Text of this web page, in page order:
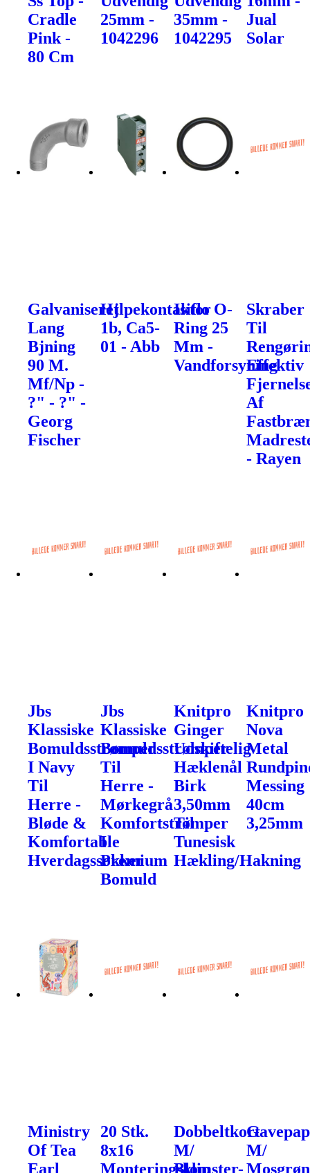
Cradle
Pink -
80 Cm
25mm -
1042296
35mm -
1042295
Jual
Solar
Galvaniseret
Lang
Bjning
90 M.
Mf/Np -
?" - ?" -
Georg
Fischer
Hjlpekontaktor
1b, Ca5-
01 - Abb
Isiflo O-
Ring 25
Mm -
Vandforsyning
Skraber
Til
Effektiv
Af
- Rayen
Jbs
Klassiske
Bomuldsstrømper
I Navy
Til
Herre -
Bløde &
Komfortable
Hverdagssokker
Jbs
Klassiske
Bomuldsstrømper
Til
Herre -
Mørkegrå
Komfortstrømper
I
Premium
Bomuld
Knitpro
Ginger
Udskiftelig
Hæklenål
Birk
3,50mm
Til
Tunesisk
Hækling/Hakning
Knitpro
Nova
Metal
Messing
40cm
3,25mm
Ministry
Of Tea
Earl
20 Stk.
8x16
Monteringsklip
Dobbeltkort
M/
Blomster-
M/